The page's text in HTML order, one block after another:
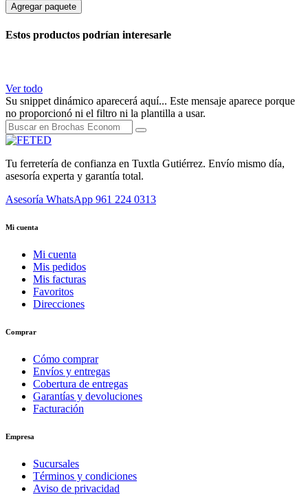
Agregar paquete
Estos productos podrían interesarle
Ver todo
Su snippet dinámico aparecerá aquí... Este mensaje aparece porque
no proporcionó ni el filtro ni la plantilla a usar.
Tu ferretería de confianza en Tuxtla Gutiérrez. Envío mismo día,
asesoría experta y garantía total.
Asesoría WhatsApp 961 224 0313
Mi cuenta
Mi cuenta
Mis pedidos
Mis facturas
Favoritos
Direcciones
Comprar
Cómo comprar
Envíos y entregas
Cobertura de entregas
Garantías y devoluciones
Facturación
Empresa
Sucursales
Términos y condiciones
Aviso de privacidad